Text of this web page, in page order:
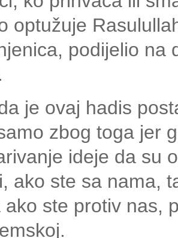
optužuje
podijelio na
je ovaj hadis
zbog toga jer
ideje da su
ako ste sa nama,
ako ste protiv nas,